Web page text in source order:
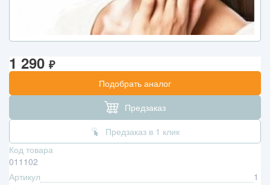
1 290 ₽
Подобрать аналог
Предзаказ
Предзаказ в 1 клик
Код товара
011102
Артикул
1